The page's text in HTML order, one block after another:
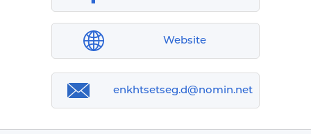
Website
enkhtsetseg.d@nomin.net